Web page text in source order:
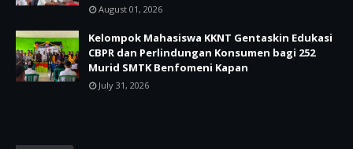
August 01, 2026
Kelompok Mahasiswa KKNT Gentaskin Edukasi
CBPR dan Perlindungan Konsumen bagi 252
Murid SMTK Benfomeni Kapan
July 31, 2026